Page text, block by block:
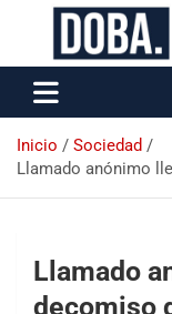
Data
Inicio
Sociedad
Llamado anónimo
Llamado
decomiso